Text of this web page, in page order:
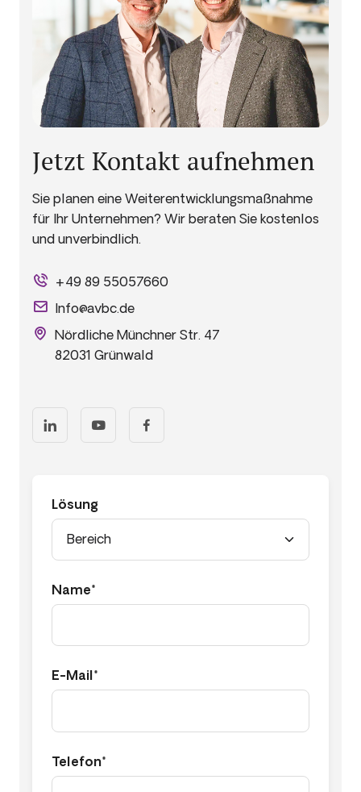
Jetzt Kontakt aufnehmen
Sie planen eine Weiterentwicklungsmaßnahme
für Ihr Unternehmen? Wir beraten Sie kostenlos
und unverbindlich.
+49 89 55057660
Info@avbc.de
Nördliche Münchner Str. 47
82031 Grünwald
Lösung
Name*
E-Mail*
Telefon*